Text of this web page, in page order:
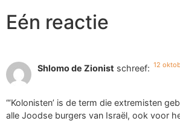
Eén reactie
Shlomo de Zionist schreef: 12
“‘Kolonisten’ is de term die extremisten
alle Joodse burgers van Israël, ook voor